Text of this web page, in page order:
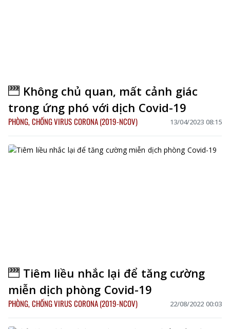
Không chủ quan, mất cảnh giác
trong ứng phó với dịch Covid-19
PHÒNG, CHỐNG VIRUS CORONA (2019-NCOV) 13/04/2023 08:15
Tiêm liều nhắc lại để tăng cường
miễn dịch phòng Covid-19
PHÒNG, CHỐNG VIRUS CORONA (2019-NCOV) 22/08/2022 00:03